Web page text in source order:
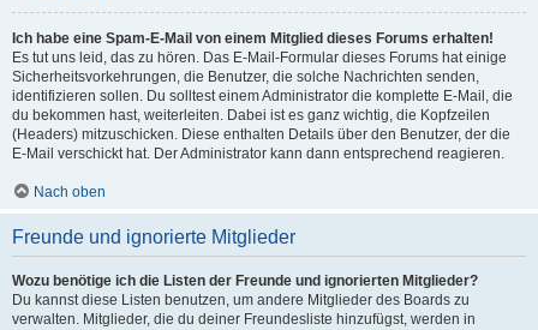
Ich habe eine Spam-E-Mail von einem Mitglied dieses Forums erhalten!
Es tut uns leid, das zu hören. Das E-Mail-Formular dieses Forums hat einige
Sicherheitsvorkehrungen, die Benutzer, die solche Nachrichten senden,
identifizieren sollen. Du solltest einem Administrator die komplette E-Mail, die
du bekommen hast, weiterleiten. Dabei ist es ganz wichtig, die Kopfzeilen
(Headers) mitzuschicken. Diese enthalten Details über den Benutzer, der die
E-Mail verschickt hat. Der Administrator kann dann entsprechend reagieren.
Nach oben
Freunde und ignorierte Mitglieder
Wozu benötige ich die Listen der Freunde und ignorierten Mitglieder?
Du kannst diese Listen benutzen, um andere Mitglieder des Boards zu
verwalten. Mitglieder, die du deiner Freundesliste hinzufügst, werden in